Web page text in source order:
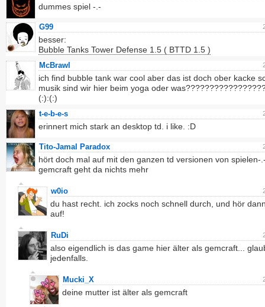
dummes spiel -.-
G99
besser:
Bubble Tanks Tower Defense 1.5 ( BTTD 1.5 )
McBrawl
ich find bubble tank war cool aber das ist doch ober kacke
musik sind wir hier beim yoga oder
(:):(:)
t-e-b-e-s
erinnert mich stark an desktop td. i like. :D
Tito-Jamal Paradox
hört doch mal auf mit den ganzen td versionen von spielen-
gemcraft geht da nichts mehr
w0io
du hast recht. ich zocks noch schnell durch, und hör
auf!
RuDi
also eigendlich is das game hier älter als gemcraft...
jedenfalls.
Mucki_X
deine mutter ist älter als gemcraft